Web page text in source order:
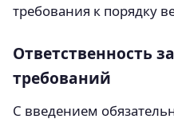
требования к порядку
Ответственность
требований
С введением